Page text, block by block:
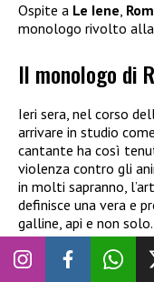
Ospite a Le Iene,
monologo rivolto
Il monologo di
Ieri sera, nel corso
arrivare in studio
cantante ha così
violenza contro gli
in molti sapranno,
definisce una vera e
galline, api e non
monologo, ha